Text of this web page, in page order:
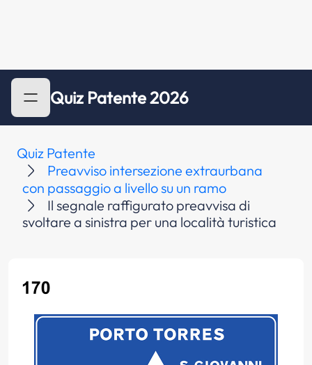
Quiz Patente 2026
Quiz Patente
Preavviso intersezione extraurbana
con passaggio a livello su un ramo
Il segnale raffigurato preavvisa di
svoltare a sinistra per una località turistica